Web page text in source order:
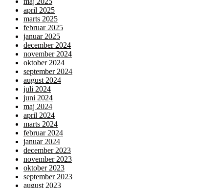
april 2025
marts 2025
februar 2025
januar 2025
december 2024
november 2024
oktober 2024
september 2024
august 2024
juli 2024
juni 2024
maj 2024
april 2024
marts 2024
februar 2024
januar 2024
december 2023
november 2023
oktober 2023
september 2023
august 2023